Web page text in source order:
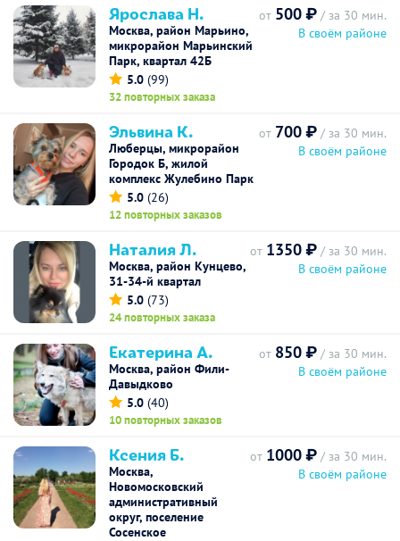
Ярослава Н.
Москва, район Марьино,
микрорайон Марьинский
Парк, квартал 42Б
5.0 (99)
32 повторных заказа
от 500 ₽ / за 30 мин.
В своём районе
Эльвина К.
Люберцы, микрорайон
Городок Б, жилой
комплекс Жулебино Парк
5.0 (26)
12 повторных заказов
от 700 ₽ / за 30 мин.
В своём районе
Наталия Л.
Москва, район Кунцево,
31-34-й квартал
5.0 (73)
24 повторных заказа
от 1350 ₽ / за 30 мин.
В своём районе
Екатерина А.
Москва, район Фили-
Давыдково
5.0 (40)
10 повторных заказов
от 850 ₽ / за 30 мин.
В своём районе
Ксения Б.
Москва,
Новомосковский
административный
округ, поселение
Сосенское
от 1000 ₽ / за 30 мин.
В своём районе